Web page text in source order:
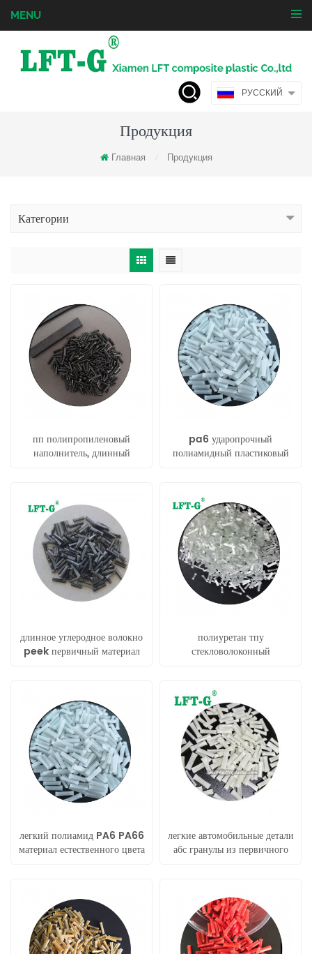
MENU
РУССКИЙ
Продукция
Главная Продукция
Категории
пп полипропиленовый
наполнитель, длинный
pa6 ударопрочный
полиамидный пластиковый
длинное углеродное волокно
peek первичный материал
полиуретан тпу
стекловолоконный
впрыска
легкий полиамид PA6 PA66
материал естественного цвета
легкие автомобильные детали
абс гранулы из первичного